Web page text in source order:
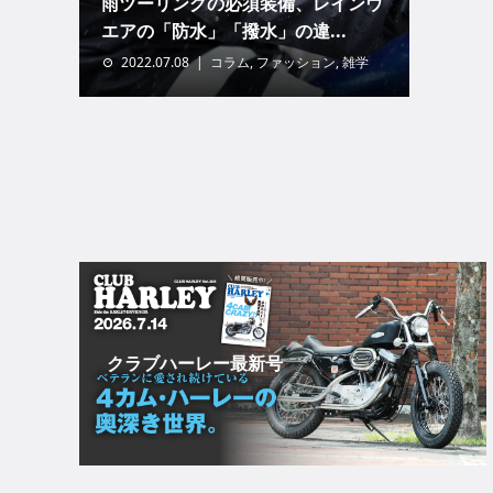
エアの「防水」「撥水」の違...
2022.07.08 コラム,ファッション,雑学
クラブハーレー最新号